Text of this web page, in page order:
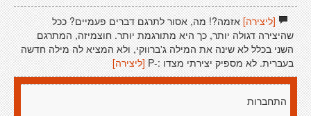
[ליצירה]אזמה?! מה, אסור לתרגם דברים פעמיים? ככל
שהיצירה דגולה יותר, כך היא מתורגמת יותר. חוצמיזה, המתרגם
השני בכלל לא שינה את המילה ג'ברווקי, ולא המציא לה מילה חדשה
בעברית. לא מספיק יצירתי מצדו :-P
[ליצירה]
התחברות